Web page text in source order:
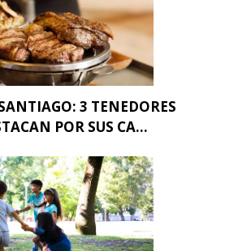
3 TENEDORES
POR SUS CA...